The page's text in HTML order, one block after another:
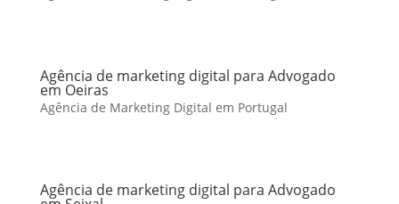
Agência de marketing digital para Advogado
em Oeiras
Agência de Marketing Digital em Portugal
Agência de marketing digital para Advogado